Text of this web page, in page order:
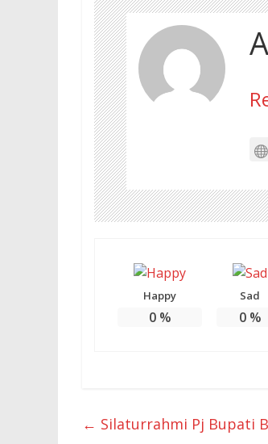
Happy
0%
Sad
0%
← Silaturrahmi Pj Bupati